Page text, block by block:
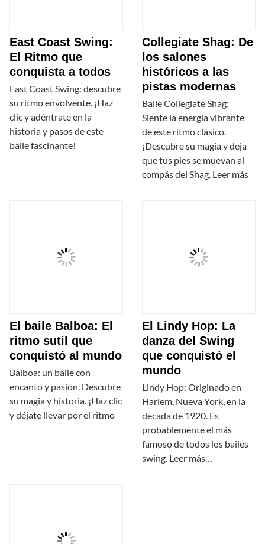
East Coast Swing:
El Ritmo que
conquista a todos
East Coast Swing: descubre
su ritmo envolvente. ¡Haz
clic y adéntrate en la
historia y pasos de este
baile fascinante!
Collegiate Shag: De
los salones
históricos a las
pistas modernas
Baile Collegiate Shag:
Siente la energía vibrante
de este ritmo clásico.
¡Descubre su magia y deja
que tus pies se muevan al
compás del Shag. Leer más
El baile Balboa: El
ritmo sutil que
conquistó al mundo
Balboa: un baile con
encanto y pasión. Descubre
su magia y historia. ¡Haz clic
y déjate llevar por el ritmo
El Lindy Hop: La
danza del Swing
que conquistó el
mundo
Lindy Hop: Originado en
Harlem, Nueva York, en la
década de 1920. Es
probablemente el más
famoso de todos los bailes
swing. Leer más…